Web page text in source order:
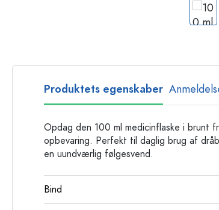
Glasflasker
Plastflasker
Produktets egenskaber
Opdag den 100 ml medicinflaske i brunt
opbevaring. Perfekt til daglig brug af
en uundværlig følgesvend.
Bind